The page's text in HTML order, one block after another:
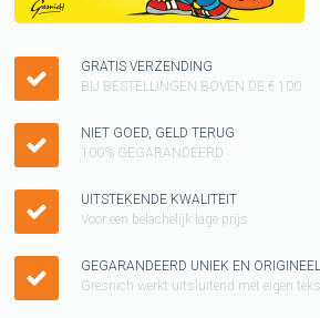
GRATIS VERZENDING
BIJ BESTELLINGEN BOVEN DE € 100
NIET GOED, GELD TERUG
100% GEGARANDEERD
UITSTEKENDE KWALITEIT
Voor een belachelijk lage prijs
GEGARANDEERD UNIEK EN ORIGINEEL
Gresnich werkt uitsluitend met eigen